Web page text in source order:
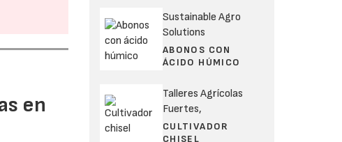
en
Sustainable Agro
Solutions
ABONOS CON
ÁCIDO HÚMICO
Talleres Agrícolas
Fuertes,
CULTIVADOR
CHISEL